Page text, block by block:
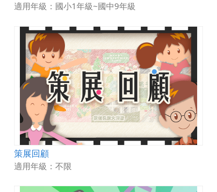
適用年級：國小1年級~國中9年級
策展回顧
適用年級：不限